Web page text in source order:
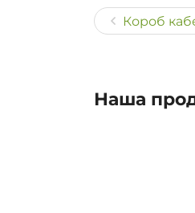
Короб
Наша